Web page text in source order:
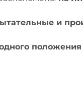
и
положения